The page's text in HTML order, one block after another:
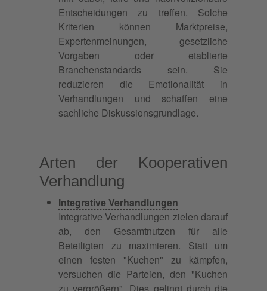
Entscheidungen zu treffen. Solche
Kriterien können Marktpreise,
Expertenmeinungen, gesetzliche
Vorgaben oder etablierte
Branchenstandards sein. Sie
reduzieren die Emotionalität in
Verhandlungen und schaffen eine
sachliche Diskussionsgrundlage.
Arten der Kooperativen
Verhandlung
Integrative Verhandlungen
Integrative Verhandlungen zielen darauf
ab, den Gesamtnutzen für alle
Beteiligten zu maximieren. Statt um
einen festen "Kuchen" zu kämpfen,
versuchen die Parteien, den "Kuchen